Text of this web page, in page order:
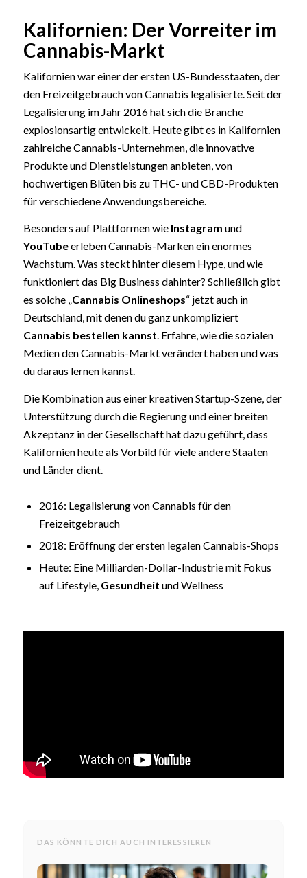
Kalifornien: Der Vorreiter im
Cannabis-Markt
Kalifornien war einer der ersten US-Bundesstaaten, der
den Freizeitgebrauch von Cannabis legalisierte. Seit der
Legalisierung im Jahr 2016 hat sich die Branche
explosionsartig entwickelt. Heute gibt es in Kalifornien
zahlreiche Cannabis-Unternehmen, die innovative
Produkte und Dienstleistungen anbieten, von
hochwertigen Blüten bis zu THC- und CBD-Produkten
für verschiedene Anwendungsbereiche.
Besonders auf Plattformen wie Instagram und
YouTubeerleben Cannabis-Marken ein enormes
Wachstum. Was steckt hinter diesem Hype, und wie
funktioniert das Big Business dahinter? Schließlich gibt
es solche „Cannabis Onlineshops“ jetzt auch in
Deutschland, mit denen du ganz unkompliziert
Cannabis bestellen kannst. Erfahre, wie die sozialen
Medien den Cannabis-Markt verändert haben und was
du daraus lernen kannst.
Die Kombination aus einer kreativen Startup-Szene, der
Unterstützung durch die Regierung und einer breiten
Akzeptanz in der Gesellschaft hat dazu geführt, dass
Kalifornien heute als Vorbild für viele andere Staaten
und Länder dient.
2016: Legalisierung von Cannabis für den
Freizeitgebrauch
2018: Eröffnung der ersten legalen Cannabis-Shops
Heute: Eine Milliarden-Dollar-Industrie mit Fokus
auf Lifestyle, Gesundheit und Wellness
DAS KÖNNTE DICH AUCH INTERESSIEREN